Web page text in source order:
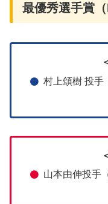
最優秀選手賞（
村上頌樹 投手
山本由伸投手